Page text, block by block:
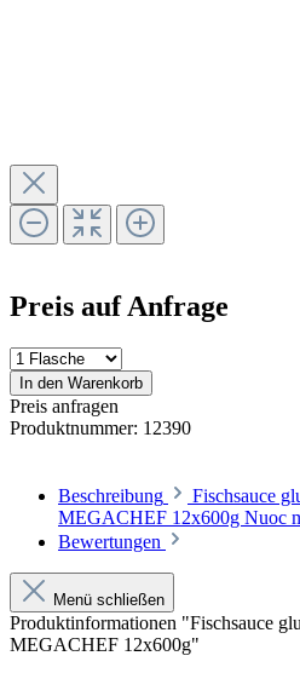
Preis auf Anfrage
In den Warenkorb
Preis anfragen
Produktnummer: 12390
Beschreibung
Fischsauce
MEGACHEF 12x600g Nuoc
Bewertungen
Menü schließen
Produktinformationen "Fischsauce
MEGACHEF 12x600g"